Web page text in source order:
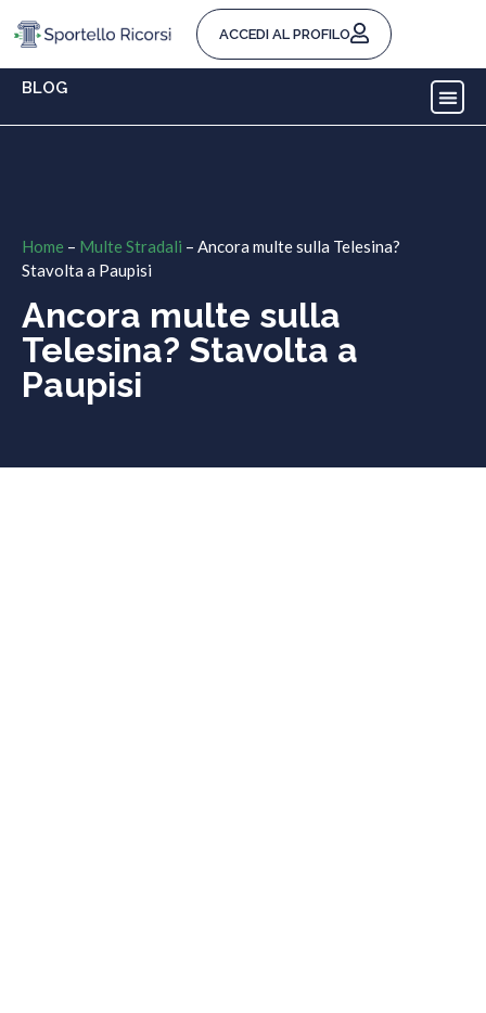
ACCEDI AL PROFILO
BLOG
Home – Multe Stradali – Ancora multe sulla Telesina?
Stavolta a Paupisi
Ancora multe sulla
Telesina? Stavolta a
Paupisi